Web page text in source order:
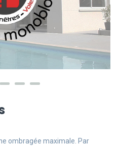
ombragée maximale. Par